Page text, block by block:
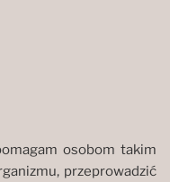
osobom takim
przeprowadzić